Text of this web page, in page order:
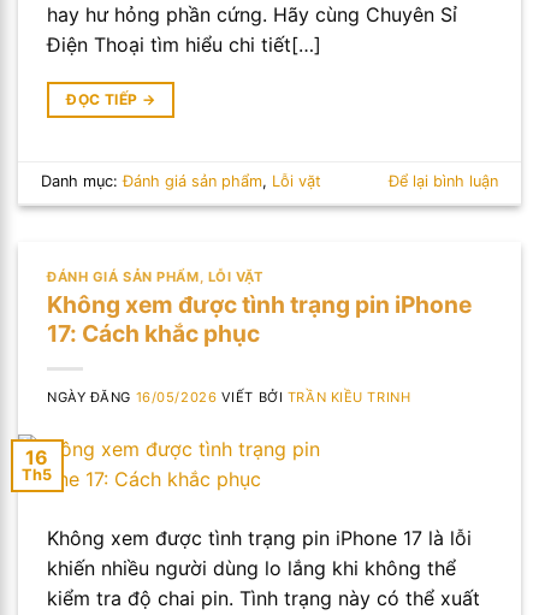
hay hư hỏng phần cứng. Hãy cùng Chuyên Sỉ
Điện Thoại tìm hiểu chi tiết[…]
ĐỌC TIẾP →
Danh mục:Đánh giá sản phẩm, Lỗi vặt Để lại bình luận
ĐÁNH GIÁ SẢN PHẨM LỖI VẶT
Không xem được tình trạng pin iPhone
17: Cách khắc phục
NGÀY ĐĂNG 16/05/2026 VIẾT BỞI TRẦN KIỀU TRINH
16
Th5
Không xem được tình trạng pin iPhone 17 là lỗi
khiến nhiều người dùng lo lắng khi không thể
kiểm tra độ chai pin. Tình trạng này có thể xuất